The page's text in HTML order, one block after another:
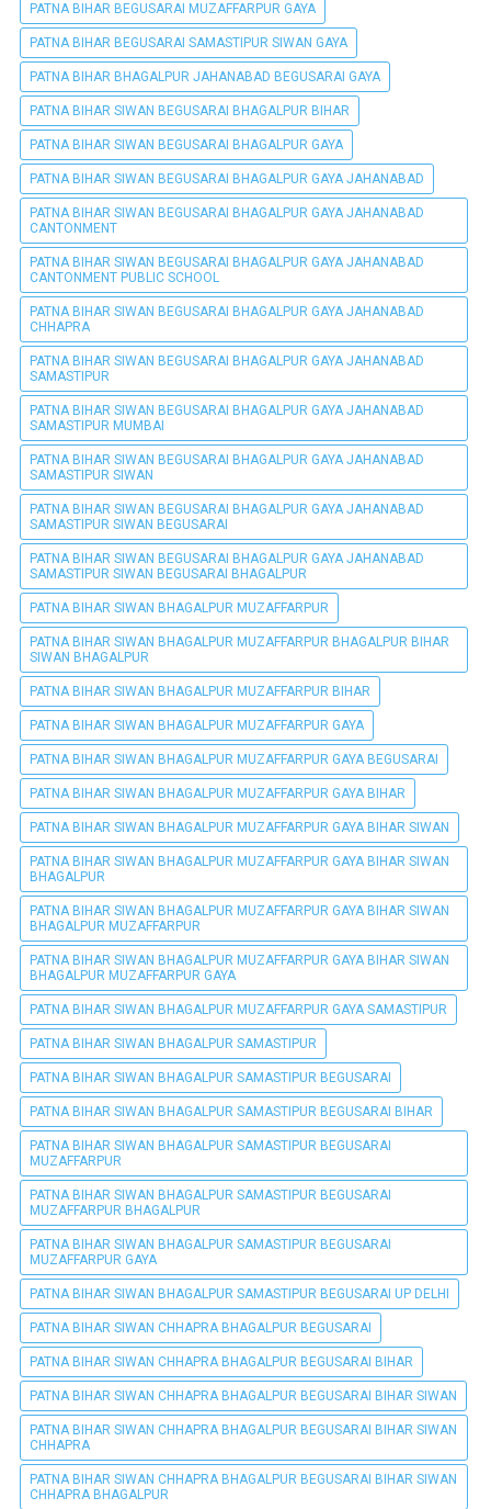
PATNA BIHAR BEGUSARAI MUZAFFARPUR GAYA
PATNA BIHAR BEGUSARAI SAMASTIPUR SIWAN GAYA
PATNA BIHAR BHAGALPUR JAHANABAD BEGUSARAI GAYA
PATNA BIHAR SIWAN BEGUSARAI BHAGALPUR BIHAR
PATNA BIHAR SIWAN BEGUSARAI BHAGALPUR GAYA
PATNA BIHAR SIWAN BEGUSARAI BHAGALPUR GAYA JAHANABAD
PATNA BIHAR SIWAN BEGUSARAI BHAGALPUR GAYA JAHANABAD
CANTONMENT
PATNA BIHAR SIWAN BEGUSARAI BHAGALPUR GAYA JAHANABAD
CANTONMENT PUBLIC SCHOOL
PATNA BIHAR SIWAN BEGUSARAI BHAGALPUR GAYA JAHANABAD
CHHAPRA
PATNA BIHAR SIWAN BEGUSARAI BHAGALPUR GAYA JAHANABAD
SAMASTIPUR
PATNA BIHAR SIWAN BEGUSARAI BHAGALPUR GAYA JAHANABAD
SAMASTIPUR MUMBAI
PATNA BIHAR SIWAN BEGUSARAI BHAGALPUR GAYA JAHANABAD
SAMASTIPUR SIWAN
PATNA BIHAR SIWAN BEGUSARAI BHAGALPUR GAYA JAHANABAD
SAMASTIPUR SIWAN BEGUSARAI
PATNA BIHAR SIWAN BEGUSARAI BHAGALPUR GAYA JAHANABAD
SAMASTIPUR SIWAN BEGUSARAI BHAGALPUR
PATNA BIHAR SIWAN BHAGALPUR MUZAFFARPUR
PATNA BIHAR SIWAN BHAGALPUR MUZAFFARPUR BHAGALPUR BIHAR
SIWAN BHAGALPUR
PATNA BIHAR SIWAN BHAGALPUR MUZAFFARPUR BIHAR
PATNA BIHAR SIWAN BHAGALPUR MUZAFFARPUR GAYA
PATNA BIHAR SIWAN BHAGALPUR MUZAFFARPUR GAYA BEGUSARAI
PATNA BIHAR SIWAN BHAGALPUR MUZAFFARPUR GAYA BIHAR
PATNA BIHAR SIWAN BHAGALPUR MUZAFFARPUR GAYA BIHAR SIWAN
PATNA BIHAR SIWAN BHAGALPUR MUZAFFARPUR GAYA BIHAR SIWAN
BHAGALPUR
PATNA BIHAR SIWAN BHAGALPUR MUZAFFARPUR GAYA BIHAR SIWAN
BHAGALPUR MUZAFFARPUR
PATNA BIHAR SIWAN BHAGALPUR MUZAFFARPUR GAYA BIHAR SIWAN
BHAGALPUR MUZAFFARPUR GAYA
PATNA BIHAR SIWAN BHAGALPUR MUZAFFARPUR GAYA SAMASTIPUR
PATNA BIHAR SIWAN BHAGALPUR SAMASTIPUR
PATNA BIHAR SIWAN BHAGALPUR SAMASTIPUR BEGUSARAI
PATNA BIHAR SIWAN BHAGALPUR SAMASTIPUR BEGUSARAI BIHAR
PATNA BIHAR SIWAN BHAGALPUR SAMASTIPUR BEGUSARAI
MUZAFFARPUR
PATNA BIHAR SIWAN BHAGALPUR SAMASTIPUR BEGUSARAI
MUZAFFARPUR BHAGALPUR
PATNA BIHAR SIWAN BHAGALPUR SAMASTIPUR BEGUSARAI
MUZAFFARPUR GAYA
PATNA BIHAR SIWAN BHAGALPUR SAMASTIPUR BEGUSARAI UP DELHI
PATNA BIHAR SIWAN CHHAPRA BHAGALPUR BEGUSARAI
PATNA BIHAR SIWAN CHHAPRA BHAGALPUR BEGUSARAI BIHAR
PATNA BIHAR SIWAN CHHAPRA BHAGALPUR BEGUSARAI BIHAR SIWAN
PATNA BIHAR SIWAN CHHAPRA BHAGALPUR BEGUSARAI BIHAR SIWAN
CHHAPRA
PATNA BIHAR SIWAN CHHAPRA BHAGALPUR BEGUSARAI BIHAR SIWAN
CHHAPRA BHAGALPUR